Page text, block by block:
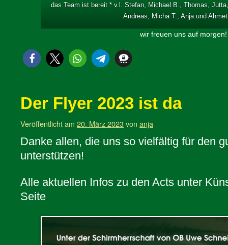
das Team ist bereit * v.l. Stefan, Michael B., Thomas,
Andreas, Micha T., Anja und
wir freuen uns auf morgen!
Der Flyer 2023 ist da
Veröffentlicht am 20. März 2023von anja
Danke allen, die uns so vielfältig für den
unterstützen!
Alle aktuellen Infos zu den Acts unter
Seite